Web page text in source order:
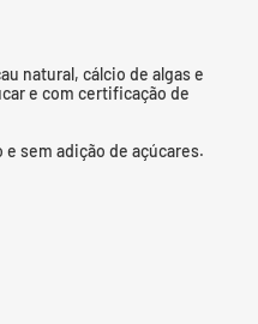
natural, cálcio de algas e
e com certificação de
sem adição de açúcares.